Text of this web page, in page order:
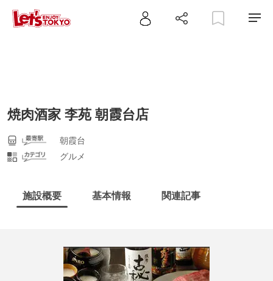
焼肉酒家 李苑 朝霞台店
朝霞台
グルメ
施設概要 基本情報 関連記事